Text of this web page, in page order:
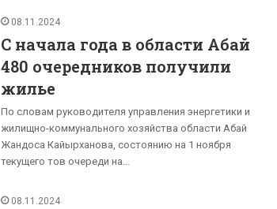
08.11.2024
С начала года в области Абай
480 очередников получили
жилье
По словам руководителя управления энергетики и
жилищно-коммунального хозяйства области Абай
Жандоса Кайырханова, состоянию на 1 ноября
текущего тов очереди на…
08.11.2024